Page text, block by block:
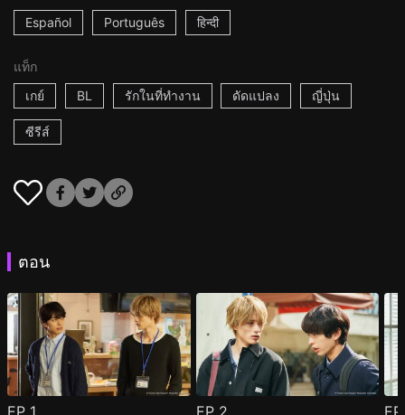
Español Português हिन्दी
แท็ก
เกย์
BL รักในที่ทำงาน ดัดแปลง ญี่ปุ่น
ซีรีส์
ตอน